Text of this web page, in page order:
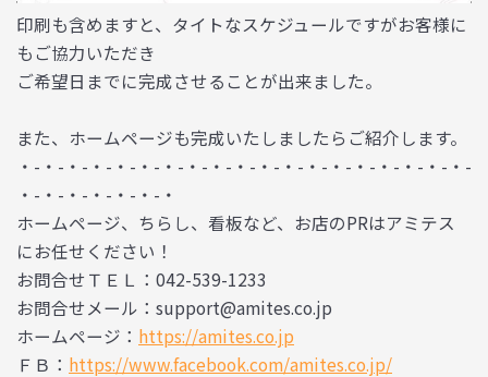
印刷も含めますと、タイトなスケジュールですがお客様に
もご協力いただき
ご希望日までに完成させることが出来ました。
また、ホームページも完成いたしましたらご紹介します。
・-・-・-・-・-・-・-・-・-・-・-・-・-・-・-・-・-・-・-
・-・-・-・-・-・-・
ホームページ、ちらし、看板など、お店のPRはアミテス
にお任せください！
お問合せＴＥＬ：042-539-1233
お問合せメール：support@amites.co.jp
ホームページ： https://amites.co.jp
ＦＢ： https://www.facebook.com/amites.co.jp/